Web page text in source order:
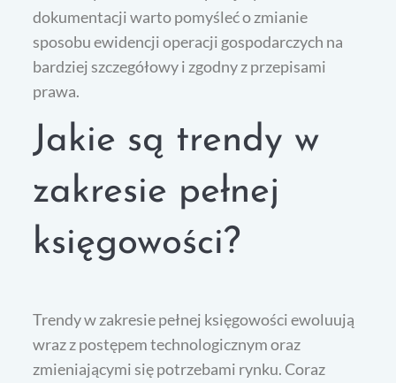
dokumentacji warto pomyśleć o zmianie
sposobu ewidencji operacji gospodarczych na
bardziej szczegółowy i zgodny z przepisami
prawa.
Jakie są trendy w
zakresie pełnej
księgowości?
Trendy w zakresie pełnej księgowości ewoluują
wraz z postępem technologicznym oraz
zmieniającymi się potrzebami rynku. Coraz